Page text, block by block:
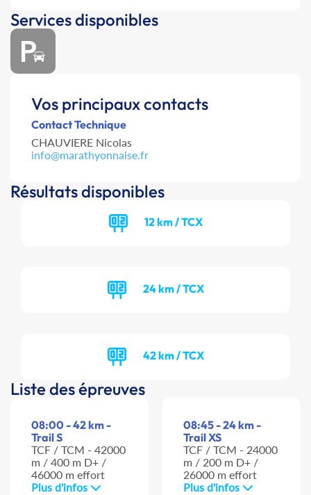
Services disponibles
Vos principaux contacts
Contact Technique
CHAUVIERE Nicolas
info@marathyonnaise.fr
Résultats disponibles
12 km / TCX
24 km / TCX
42 km / TCX
Liste des épreuves
08:00 - 42 km -
Trail S
TCF / TCM - 42000
m / 400 m D+ /
46000 m effort
Plus d'infos
08:45 - 24 km -
Trail XS
TCF / TCM - 24000
m / 200 m D+ /
26000 m effort
Plus d'infos